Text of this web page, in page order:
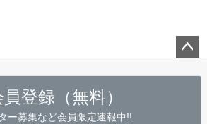
登録（無料）
ー募集など会員限定速報中!!